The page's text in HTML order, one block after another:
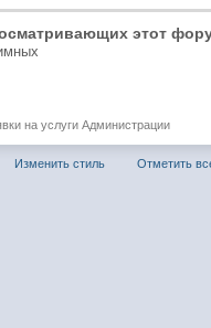
этот
на услуги Администрации
Изменить стиль Отметить